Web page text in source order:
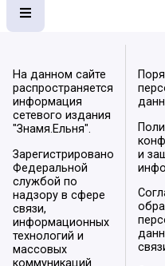
На данном сайте
распространяется
информация
сетевого издания
"Знамя.Ельня".
Зарегистрировано
Федеральной
службой по
надзору в сфере
связи,
информационных
технологий и
массовых
коммуникаций
и